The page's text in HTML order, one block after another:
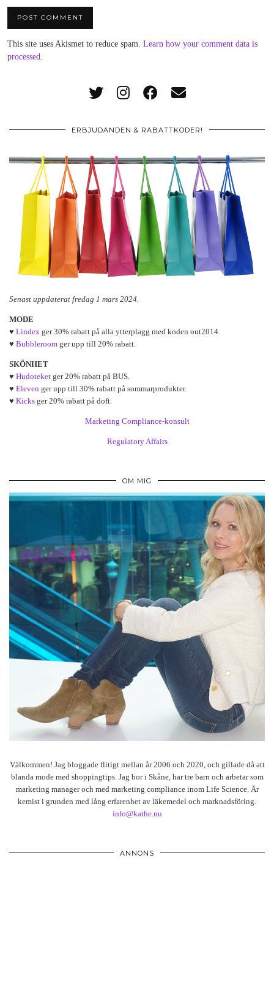
This site uses Akismet to reduce spam. Learn how your comment data is
processed.
ERBJUDANDEN & RABATTKODER!
Senast uppdaterat fredag 1 mars 2024.
MODE
♥ Lindex ger 30% rabatt på alla ytterplagg med koden out2014.
♥ Bubbleroom ger upp till 20% rabatt.
SKÖNHET
♥ Hudoteket ger 20% rabatt på BUS.
♥ Eleven ger upp till 30% rabatt på sommarprodukter.
♥ Kicks ger 20% rabatt på doft.
Marketing Compliance-konsult
Regulatory Affairs
OM MIG
Välkommen! Jag bloggade flitigt mellan år 2006 och 2020, och gillade då att
blanda mode med shoppingtips. Jag bor i Skåne, har tre barn och arbetar som
marketing manager och med marketing compliance inom Life Science. Är
kemist i grunden med lång erfarenhet av läkemedel och marknadsföring.
info@kathe.nu
ANNONS